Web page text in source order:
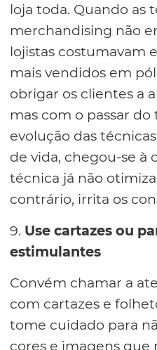
loja toda. Quando as
merchandising não
lojistas costumavam
mais vendidos em
obrigar os clientes a
mas com o passar
evolução das
de vida, chegou-se à
técnica já não
contrário, irrita os
9. Use cartazes ou
estimulantes
Convém chamar a
com cartazes e
tome cuidado para
cores e imagens que